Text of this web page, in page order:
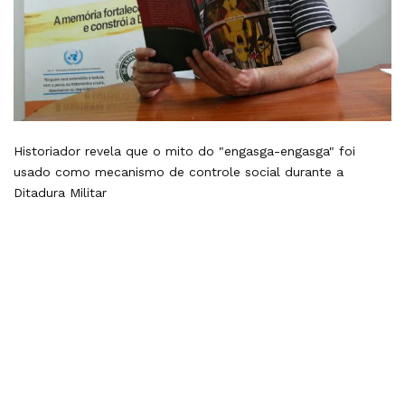
Historiador revela que o mito do "engasga-engasga" foi
usado como mecanismo de controle social durante a
Ditadura Militar